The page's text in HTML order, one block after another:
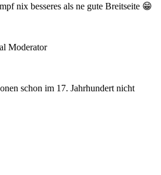
nix besseres als ne gute Breitseite 😁
Moderator
schon im 17. Jahrhundert nicht